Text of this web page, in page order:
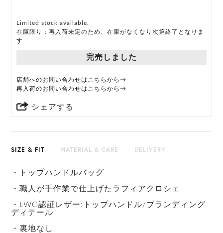
Limited stock available.
在庫限り：再入荷未定のため、在庫がなくなり次第終了となりま
す
完売しました
店舗へのお問い合わせはこちらから→
再入荷のお問い合わせはこちらから→
シェアする
SIZE & FIT MATERIAL & CARE DELIVERY
・トップハンドルバッグ
・職人が手作業で仕上げたラフィアクロシェ
・LWG認証レザー:トップハンドル/ブランディング
ディテール
・裏地なし